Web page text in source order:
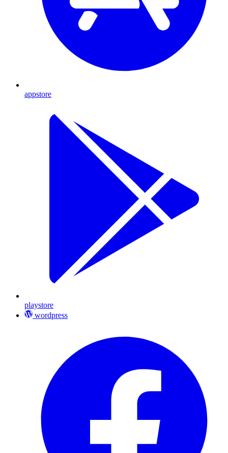
appstore
playstore
wordpress